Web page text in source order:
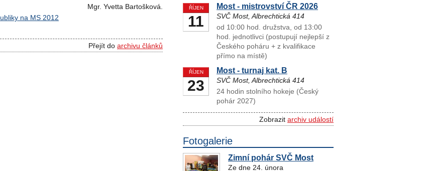
Mgr. Yvetta Bartošková.
na MS 2012
Přejít do archivu článků
ŘÍJEN
11
Most - mistrovství ČR 2026
SVČ Most, Albrechtická 414
od 10:00 hod. družstva, od 13:00
hod. jednotlivci (postupují nejlepší z
Českého poháru + z kvalifikace
přímo na místě)
ŘÍJEN
23
Most - turnaj kat. B
SVČ Most, Albrechtická 414
24 hodin stolního hokeje (Český
pohár 2027)
Zobrazit archiv událostí
Fotogalerie
Zimní pohár SVČ Most
Ze dne 24. února